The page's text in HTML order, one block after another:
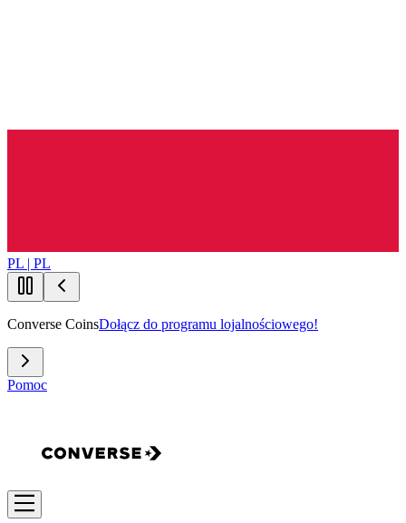
PL | PL
Converse CoinsDołącz do programu lojalnościowego!
Pomoc